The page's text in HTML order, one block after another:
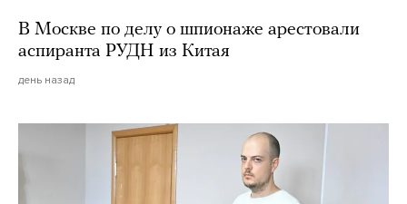
В Москве по делу о шпионаже арестовали
аспиранта РУДН из Китая
день назад